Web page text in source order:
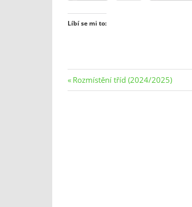
Líbí se mi to:
Navigace
Previous
Post:
Rozmístění tříd (2024/2025)